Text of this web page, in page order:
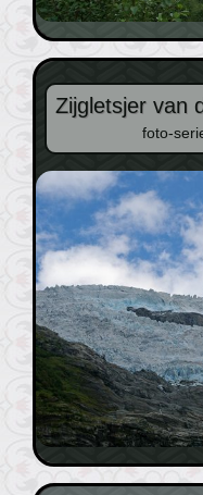
Zijgletsjer van
foto-